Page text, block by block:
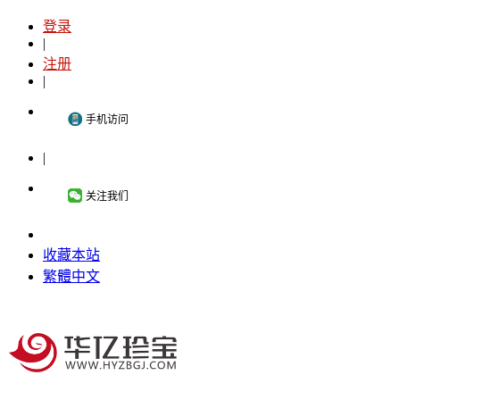
登录
|
注册
|
手机访问
|
关注我们
收藏本站
繁體中文